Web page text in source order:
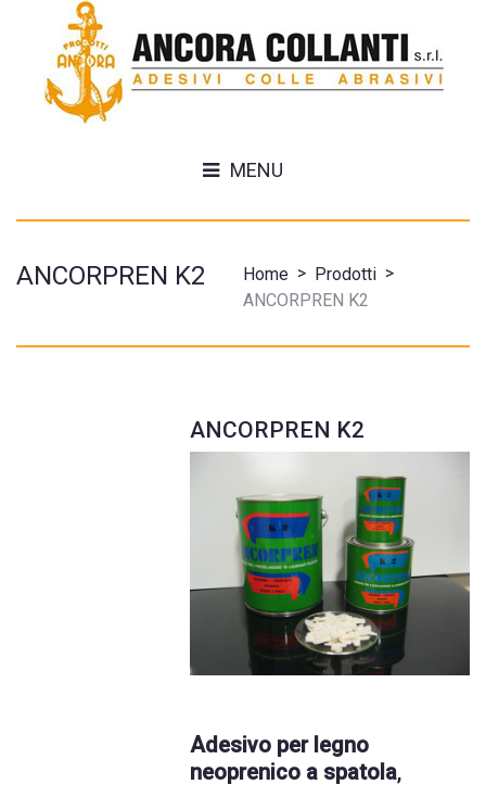
MENU
ANCORPREN K2 Home > Prodotti >
ANCORPREN K2
ANCORPREN K2
Adesivo per legno
neoprenico a spatola,